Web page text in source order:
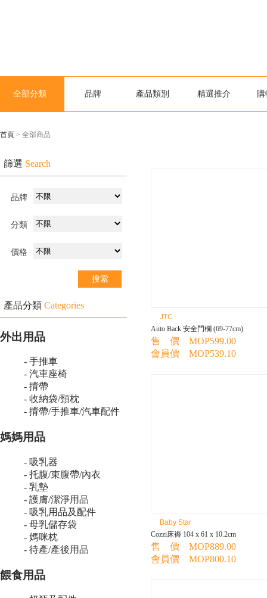
全部分類 品牌 產品類別 精選推介 購
首頁 > 全部商品
篩選 Search
品牌
分類
價格
產品分類 Categories
外出用品
- 手推車
- 汽車座椅
- 揹帶
- 收納袋/頸枕
- 揹帶/手推車/汽車配件
媽媽用品
- 吸乳器
- 托腹/束腹帶/內衣
- 乳墊
- 護膚/潔淨用品
- 吸乳用品及配件
- 母乳儲存袋
- 媽咪枕
- 待產/產後用品
餵食用品
JTC
Auto Back 安全門欄 (69-77cm)
售 價 MOP599.00
會員價 MOP539.10
Baby Star
Cozzi床褥 104 x 61 x 10.2cm
售 價 MOP889.00
會員價 MOP800.10